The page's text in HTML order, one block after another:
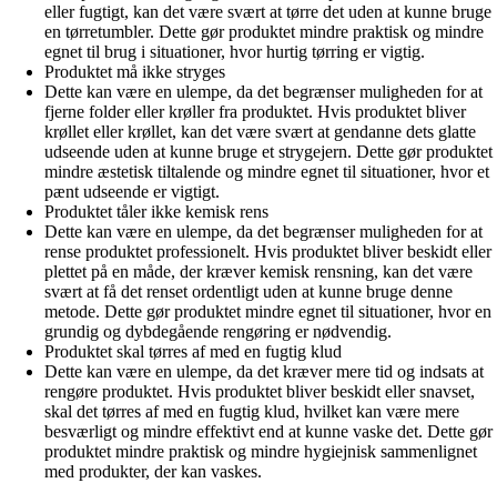
eller fugtigt, kan det være svært at tørre det uden at kunne bruge
en tørretumbler. Dette gør produktet mindre praktisk og mindre
egnet til brug i situationer, hvor hurtig tørring er vigtig.
Produktet må ikke stryges
Dette kan være en ulempe, da det begrænser muligheden for at
fjerne folder eller krøller fra produktet. Hvis produktet bliver
krøllet eller krøllet, kan det være svært at gendanne dets glatte
udseende uden at kunne bruge et strygejern. Dette gør produktet
mindre æstetisk tiltalende og mindre egnet til situationer, hvor et
pænt udseende er vigtigt.
Produktet tåler ikke kemisk rens
Dette kan være en ulempe, da det begrænser muligheden for at
rense produktet professionelt. Hvis produktet bliver beskidt eller
plettet på en måde, der kræver kemisk rensning, kan det være
svært at få det renset ordentligt uden at kunne bruge denne
metode. Dette gør produktet mindre egnet til situationer, hvor en
grundig og dybdegående rengøring er nødvendig.
Produktet skal tørres af med en fugtig klud
Dette kan være en ulempe, da det kræver mere tid og indsats at
rengøre produktet. Hvis produktet bliver beskidt eller snavset,
skal det tørres af med en fugtig klud, hvilket kan være mere
besværligt og mindre effektivt end at kunne vaske det. Dette gør
produktet mindre praktisk og mindre hygiejnisk sammenlignet
med produkter, der kan vaskes.